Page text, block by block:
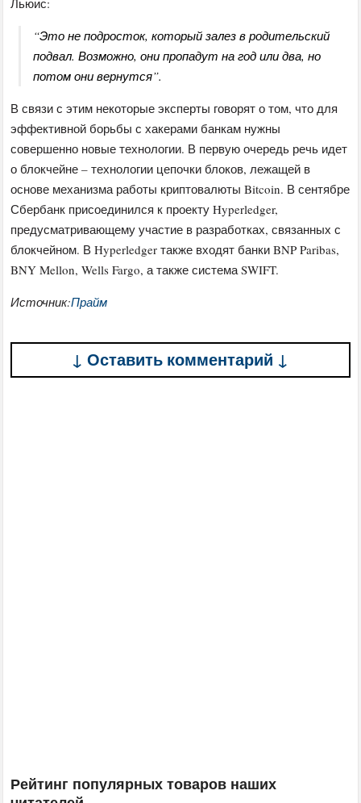
Льюис:
“Это не подросток, который залез в родительский
подвал. Возможно, они пропадут на год или два, но
потом они вернутся”.
В связи с этим некоторые эксперты говорят о том, что для
эффективной борьбы с хакерами банкам нужны
совершенно новые технологии. В первую очередь речь идет
о блокчейне – технологии цепочки блоков, лежащей в
основе механизма работы криптовалюты Bitcoin. В сентябре
Сбербанк присоединился к проекту Hyperledger,
предусматривающему участие в разработках, связанных с
блокчейном. В Hyperledger также входят банки BNP Paribas,
BNY Mellon, Wells Fargo, а также система SWIFT.
Источник:Прайм
↓ Оставить комментарий ↓
Рейтинг популярных товаров наших